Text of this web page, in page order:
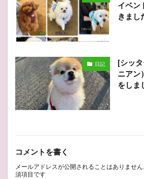
イベン
きまし
日記
[シッ
ニアン
をしま
コメントを書く
メールアドレスが公開されることはありません
須項目です